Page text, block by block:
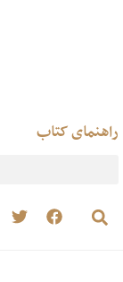
راهنمای کتاب